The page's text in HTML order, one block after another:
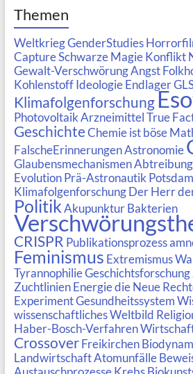
Themen
WeltkriegGenderStudies
CaptureSchwarze Magie Konflikt
Gewalt-VerschwörungAngst
Kohlenstoff Ideologie Endlager
Klimafolgenforschung
PhotovoltaikArzneimittelTrue
GeschichteChemie ist böse
FalscheErinnerungenAstronomie
GlaubensmechanismenAbtreibung
Evolution Prä-Astronautik
Klimafolgenforschung Der Herr
PolitikAkupunktur Bakterien
CRISPR Publikationsprozess
Feminismus Extremismus
TyrannophilieGeschichtsforschung
Zuchtlinien Energiedie Neue
ExperimentGesundheitssystem
wissenschaftliches Weltbild
Haber-Bosch-Verfahren
Crossover Freikirchen
LandwirtschaftAtomunfälle